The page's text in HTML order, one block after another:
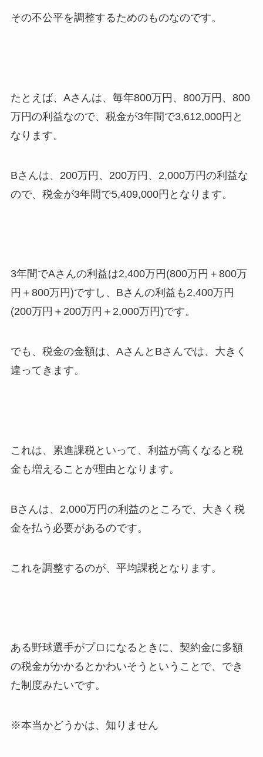
その不公平を調整するためのものなのです。
たとえば、Aさんは、毎年800万円、800万円、800
万円の利益なので、税金が3年間で3,612,000円と
なります。
Bさんは、200万円、200万円、2,000万円の利益な
ので、税金が3年間で5,409,000円となります。
3年間でAさんの利益は2,400万円(800万円＋800万
円＋800万円)ですし、Bさんの利益も2,400万円
(200万円＋200万円＋2,000万円)です。
でも、税金の金額は、AさんとBさんでは、大きく
違ってきます。
これは、累進課税といって、利益が高くなると税
金も増えることが理由となります。
Bさんは、2,000万円の利益のところで、大きく税
金を払う必要があるのです。
これを調整するのが、平均課税となります。
ある野球選手がプロになるときに、契約金に多額
の税金がかかるとかわいそうということで、でき
た制度みたいです。
※本当かどうかは、知りません